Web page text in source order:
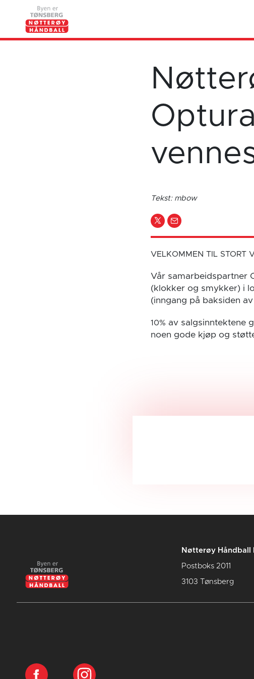
Tekst: mbow
VELKOMMEN TIL STORT
Vår samarbeidspartner
(klokker og smykker) i
(inngang på baksiden
10% av salgsinntektene
noen gode kjøp og
Nøtterøy Håndball
Postboks 2011
3103 Tønsberg